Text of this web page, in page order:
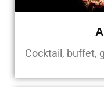
Cocktail, buffet,